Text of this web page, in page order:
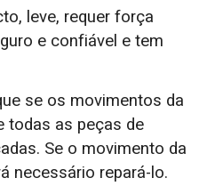
leve, requer força
e confiável e tem
se os movimentos da
todas as peças de
Se o movimento da
necessário repará-lo.